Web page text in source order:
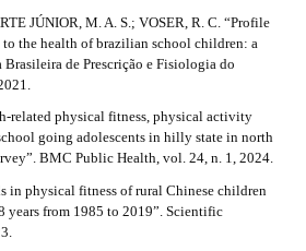
JÚNIOR, M. A. S.; VOSER, R. C. “Profile
the health of brazilian school children: a
de Prescrição e Fisiologia do
related physical fitness, physical activity
going adolescents in hilly state in north
BMC Public Health, vol. 24, n. 1, 2024.
in physical fitness of rural Chinese children
years from 1985 to 2019”. Scientific